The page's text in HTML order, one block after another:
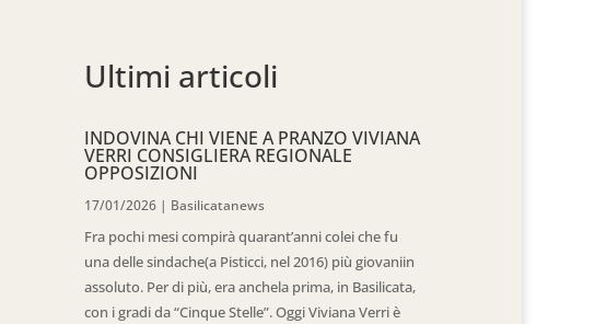
Ultimi articoli
INDOVINA CHI VIENE A PRANZO VIVIANA
VERRI CONSIGLIERA REGIONALE
OPPOSIZIONI
17/01/2026| Basilicatanews
Fra pochi mesi compirà quarant’anni colei che fu
una delle sindache(a Pisticci, nel 2016) più giovaniin
assoluto. Per di più, era anchela prima, in Basilicata,
con i gradi da “Cinque Stelle”. Oggi Viviana Verri è